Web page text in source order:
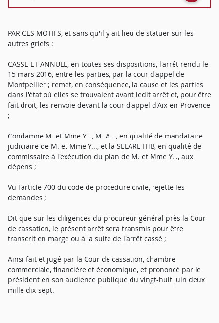
PAR CES MOTIFS, et sans qu'il y ait lieu de statuer sur les
autres griefs :
CASSE ET ANNULE, en toutes ses dispositions, l'arrêt rendu le
15 mars 2016, entre les parties, par la cour d'appel de
Montpellier ; remet, en conséquence, la cause et les parties
dans l'état où elles se trouvaient avant ledit arrêt et, pour être
fait droit, les renvoie devant la cour d'appel d'Aix-en-Provence
;
Condamne M. et Mme Y..., M. A..., en qualité de mandataire
judiciaire de M. et Mme Y..., et la SELARL FHB, en qualité de
commissaire à l'exécution du plan de M. et Mme Y..., aux
dépens ;
Vu l'article 700 du code de procédure civile, rejette les
demandes ;
Dit que sur les diligences du procureur général près la Cour
de cassation, le présent arrêt sera transmis pour être
transcrit en marge ou à la suite de l'arrêt cassé ;
Ainsi fait et jugé par la Cour de cassation, chambre
commerciale, financière et économique, et prononcé par le
président en son audience publique du vingt-huit juin deux
mille dix-sept.